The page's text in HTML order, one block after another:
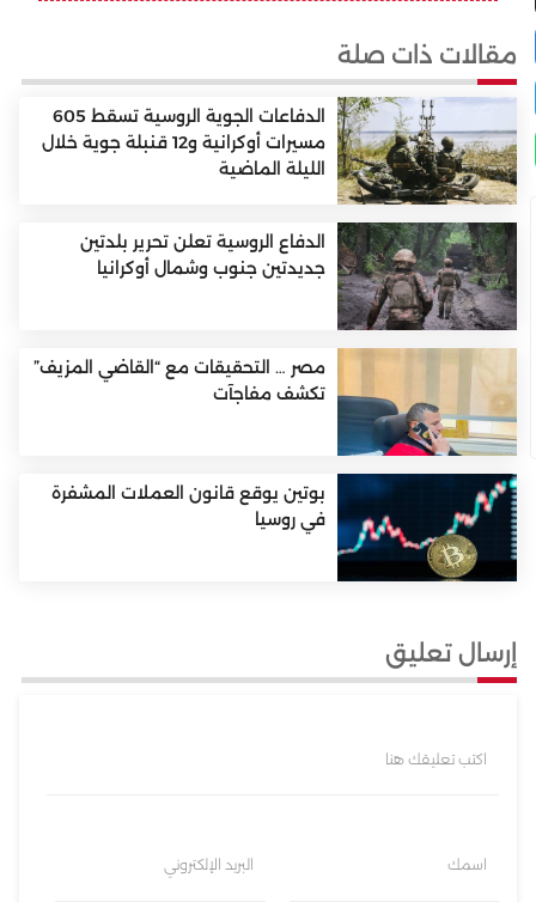
مقالات ذات صلة
الدفاعات الجوية الروسية تسقط 605
مسيرات أوكرانية و12 قنبلة جوية خلال
الليلة الماضية
الدفاع الروسية تعلن تحرير بلدتين
جديدتين جنوب وشمال أوكرانيا
مصر … التحقيقات مع “القاضي المزيف”
تكشف مفاجآت
بوتين يوقع قانون العملات المشفرة
في روسيا
إرسال تعليق
اكتب تعليقك هنا
اسمك البريد الإلكتروني